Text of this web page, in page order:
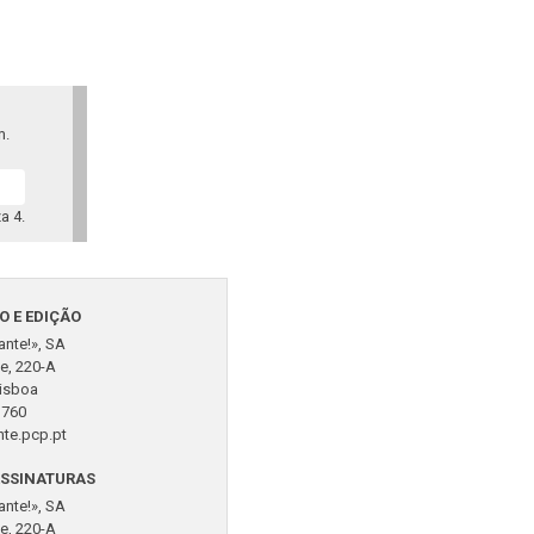
4.
E EDIÇÃO
SA
220-A
SA
220-A